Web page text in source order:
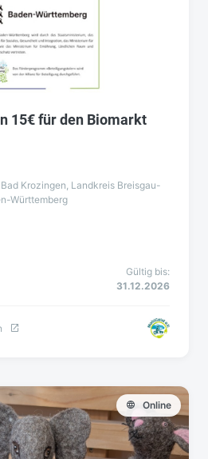
15€ für den Biomarkt
Krozingen, Landkreis Breisgau-
Württemberg
Gültig bis:
31.12.2026
Online